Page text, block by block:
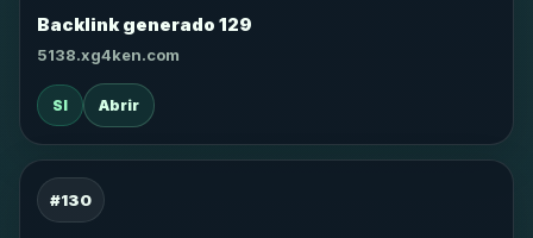
Backlink generado 129
5138.xg4ken.com
SI Abrir
#130